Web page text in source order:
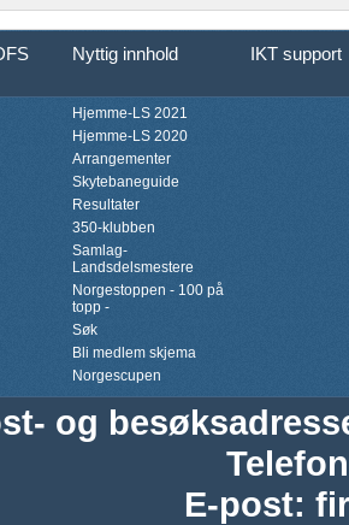
Nyttig innhold IKT support
Hjemme-LS 2021
Hjemme-LS 2020
Arrangementer
Skytebaneguide
Resultater
350-klubben
Samlag-
Landsdelsmestere
Norgestoppen - 100 på
topp -
Søk
Bli medlem skjema
Norgescupen
og
Telefon
E-post: